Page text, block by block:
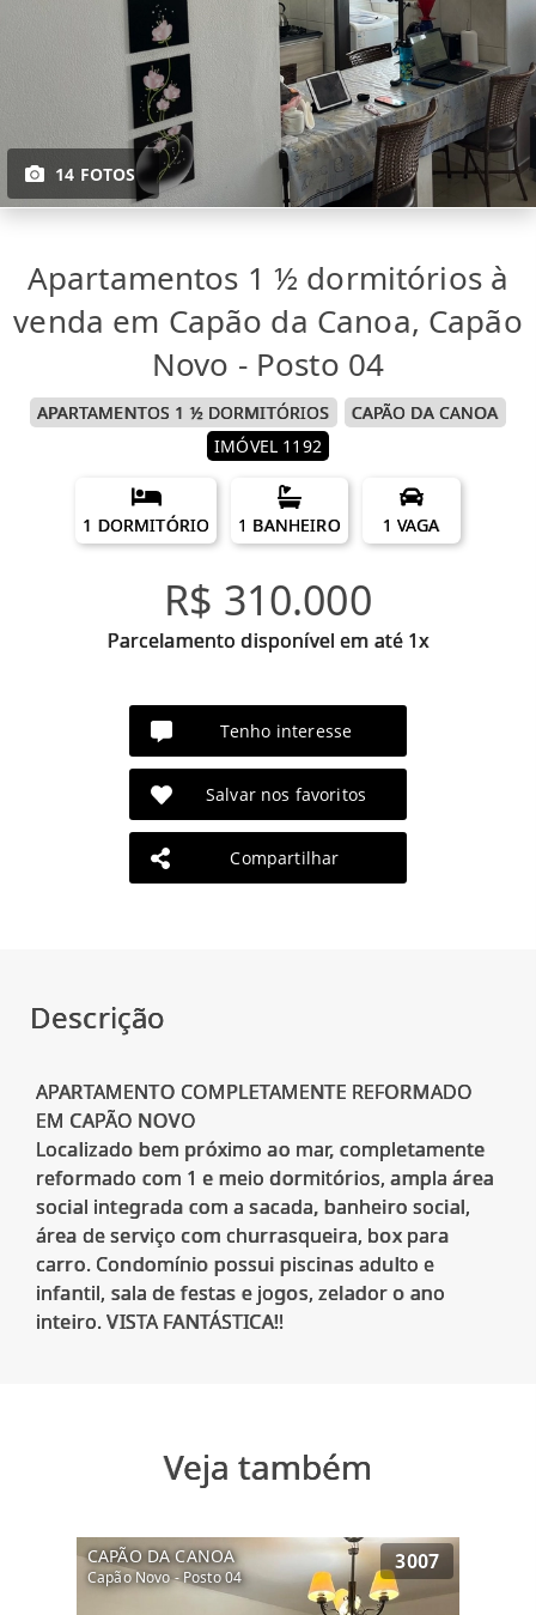
14 FOTOS
Apartamentos 1 ½ dormitórios à
venda em Capão da Canoa, Capão
Novo - Posto 04
APARTAMENTOS 1 ½ DORMITÓRIOS
CAPÃO DA CANOA
IMÓVEL 1192
1 DORMITÓRIO 1 BANHEIRO 1 VAGA
R$ 310.000
Parcelamento disponível em até 1x
Tenho interesse
Salvar nos favoritos
Compartilhar
Descrição
APARTAMENTO COMPLETAMENTE REFORMADO
EM CAPÃO NOVO
Localizado bem próximo ao mar, completamente
reformado com 1 e meio dormitórios, ampla área
social integrada com a sacada, banheiro social,
área de serviço com churrasqueira, box para
carro. Condomínio possui piscinas adulto e
infantil, sala de festas e jogos, zelador o ano
Veja também
CAPÃO DA CANOA
Capão Novo - Posto 04
3007